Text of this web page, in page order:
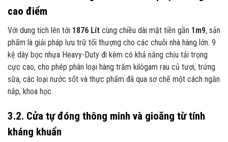
cao điểm
Với dung tích lên tới 1876 Lít cùng chiều dài mặt tiền gần 1m9, sản
phẩm là giải pháp lưu trữ tối thượng cho các chuỗi nhà hàng lớn. 9
kệ dây bọc nhựa Heavy-Duty đi kèm có khả năng chịu tải trọng
cực cao, cho phép phân loại hàng trăm kilôgam rau củ tươi, trứng
sữa, các loại nước sốt và thực phẩm đã qua sơ chế một cách ngăn
nắp, khoa học.
3.2. Cửa tự đóng thông minh và gioăng từ tính
kháng khuẩn